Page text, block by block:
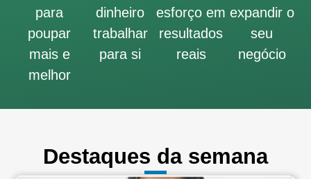
para
poupar
mais e
melhor
dinheiro
trabalhar
para si
esforço em
resultados
reais
expandir o
seu
negócio
Destaques da semana